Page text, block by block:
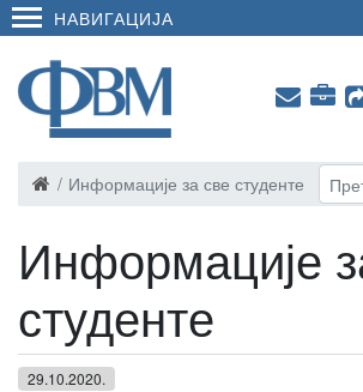
НАВИГАЦИЈА
Информације за све студенте
Информације
студенте
29.10.2020.